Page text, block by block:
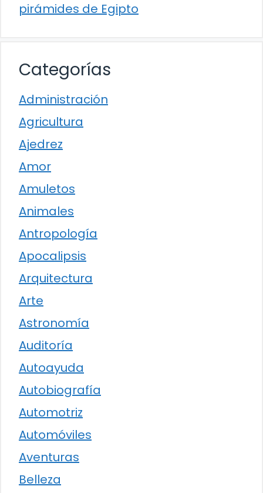
pirámides de Egipto
Categorías
Administración
Agricultura
Ajedrez
Amor
Amuletos
Animales
Antropología
Apocalipsis
Arquitectura
Arte
Astronomía
Auditoría
Autoayuda
Autobiografía
Automotriz
Automóviles
Aventuras
Belleza